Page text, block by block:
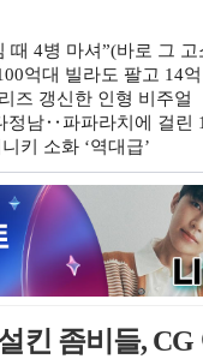
때 4병 마셔”(바로 그 고
억대 빌라도 팔고 14
즈 갱신한 인형 비주얼
정남‥파파라치에 걸린
키 소화 ‘역대급’
킨 좀비들,